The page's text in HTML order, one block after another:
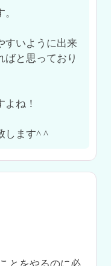
すいように出来
ばと思っており
ね！
します^ ^